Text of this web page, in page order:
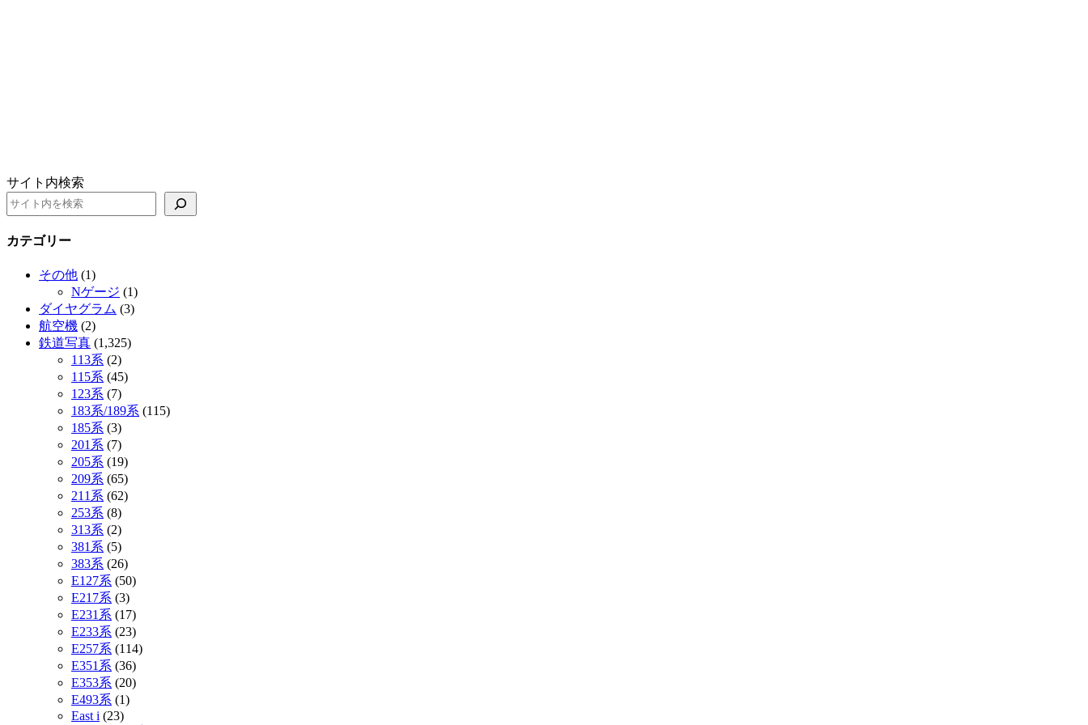
サイト内検索
カテゴリー
その他 (1)
Nゲージ (1)
ダイヤグラム (3)
航空機 (2)
鉄道写真 (1,325)
113系 (2)
115系 (45)
123系 (7)
183系/189系 (115)
185系 (3)
201系 (7)
205系 (19)
209系 (65)
211系 (62)
253系 (8)
313系 (2)
381系 (5)
383系 (26)
E127系 (50)
E217系 (3)
E231系 (17)
E233系 (23)
E257系 (114)
E351系 (36)
E353系 (20)
E493系 (1)
East i (23)